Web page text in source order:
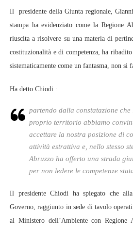
Il presidente della Giunta regionale,
stampa ha evidenziato come la Regione
riuscita a risolvere su una materia di
costituzionalità e di competenza, ha
sistematicamente come un fantasma, non si
Ha detto Chiodi :
partendo dalla constatazione
proprio territorio abbiamo
accettare la nostra posizione di
attività estrattiva e, nello stesso
Abruzzo ha offerto una strada
per non ledere le competenze
Il presidente Chiodi ha spiegato che
Governo, raggiunto in sede di tavolo
al Ministero dell’Ambiente con Regione